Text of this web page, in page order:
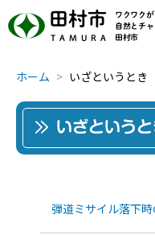
田村市
TAMURA
ワクワク
自然とチ
田村市
ホーム いざというとき
いざというと
弾道ミサイル落下